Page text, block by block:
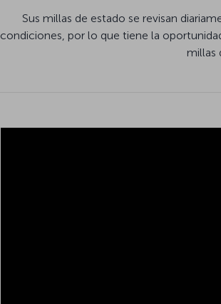
Sus millas de estado se revisan
condiciones, por lo que tiene la
millas